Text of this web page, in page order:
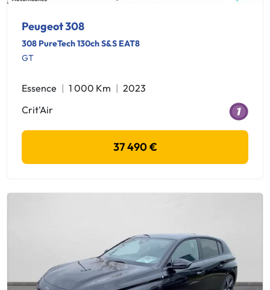
Peugeot 308
308 PureTech 130ch S&S EAT8
GT
Essence 1 000 Km
2023
Crit'Air
37 490 €